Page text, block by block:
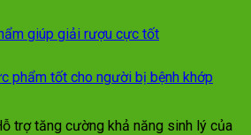
giúp giải rượu cực tốt
phẩm tốt cho người bị bệnh khớp
trợ tăng cường khả năng sinh lý của